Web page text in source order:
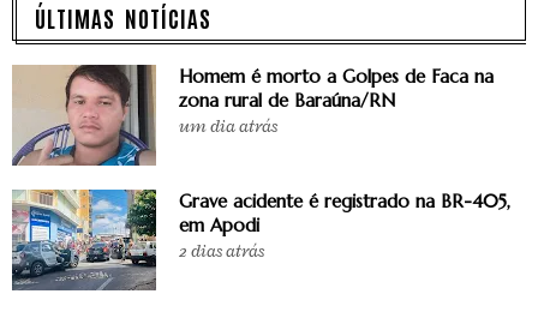
ÚLTIMAS NOTÍCIAS
Homem é morto a Golpes de Faca na
zona rural de Baraúna/RN
um dia atrás
Grave acidente é registrado na BR-405,
em Apodi
2 dias atrás